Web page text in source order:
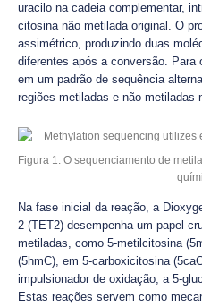
uracilo na cadeia complementar,
citosina não metilada original. O
assimétrico, produzindo duas
diferentes após a conversão. Para
em um padrão de sequência
regiões metiladas e não metiladas
Figura 1. O sequenciamento de
Na fase inicial da reação, a
2 (TET2) desempenha um papel
metiladas, como 5-metilcitosina
(5hmC), em 5-carboxicitosina
impulsionador de oxidação, a 5-
Estas reações servem como